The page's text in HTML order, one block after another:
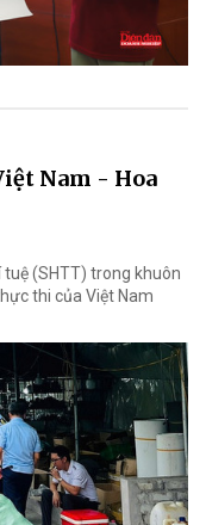
Nam - Hoa
(SHTT) trong khuôn
thi của Việt Nam